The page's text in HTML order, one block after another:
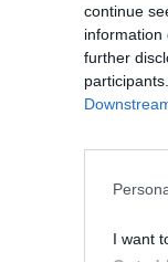
continue
information
further
I want
mint egy
Pihkala, a
oka
valós